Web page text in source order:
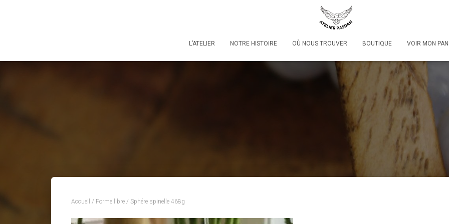
L’ATELIER NOTRE HISTOIRE OÙ NOUS TROUVER BOUTIQUE VOIR MON
Accueil / Forme libre / Sphére spinelle 468g